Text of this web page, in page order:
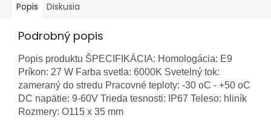
Popis Diskusia
Podrobný popis
Popis produktu ŠPECIFIKÁCIA: Homologácia: E9
Príkon: 27 W Farba svetla: 6000K Svetelný tok:
zameraný do stredu Pracovné teploty: -30 oC - +50 oC
DC napätie: 9-60V Trieda tesnosti: IP67 Teleso: hliník
Rozmery: O115 x 35 mm